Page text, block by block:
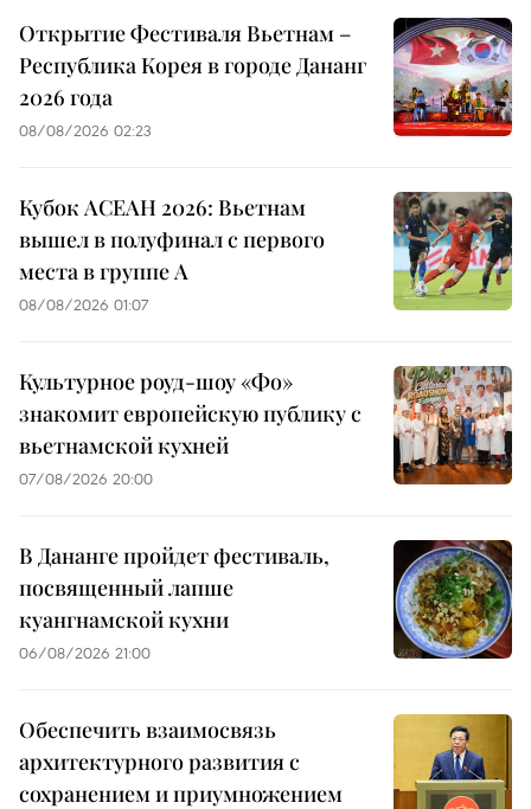
Открытие Фестиваля Вьетнам –
Республика Корея в городе Дананг
2026 года
08/08/2026 02:23
Кубок АСЕАН 2026: Вьетнам
вышел в полуфинал с первого
места в группе A
08/08/2026 01:07
Культурное роуд-шоу «Фо»
знакомит европейскую публику с
вьетнамской кухней
07/08/2026 20:00
В Дананге пройдет фестиваль,
посвященный лапше
куангнамской кухни
06/08/2026 21:00
Обеспечить взаимосвязь
архитектурного развития с
сохранением и приумножением